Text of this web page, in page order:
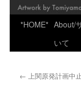
*HOME* About/
いて
← 上関原発計画中